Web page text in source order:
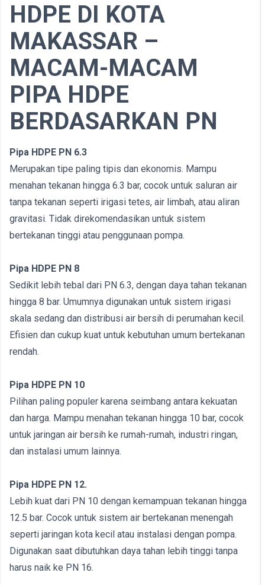
HDPE DI KOTA
MAKASSAR –
MACAM-MACAM
PIPA HDPE
BERDASARKAN PN
Pipa HDPE PN 6.3
Merupakan tipe paling tipis dan ekonomis. Mampu
menahan tekanan hingga 6.3 bar, cocok untuk saluran air
tanpa tekanan seperti irigasi tetes, air limbah, atau aliran
gravitasi. Tidak direkomendasikan untuk sistem
bertekanan tinggi atau penggunaan pompa.
Pipa HDPE PN 8
Sedikit lebih tebal dari PN 6.3, dengan daya tahan tekanan
hingga 8 bar. Umumnya digunakan untuk sistem irigasi
skala sedang dan distribusi air bersih di perumahan kecil.
Efisien dan cukup kuat untuk kebutuhan umum bertekanan
rendah.
Pipa HDPE PN 10
Pilihan paling populer karena seimbang antara kekuatan
dan harga. Mampu menahan tekanan hingga 10 bar, cocok
untuk jaringan air bersih ke rumah-rumah, industri ringan,
dan instalasi umum lainnya.
Pipa HDPE PN 12.
Lebih kuat dari PN 10 dengan kemampuan tekanan hingga
12.5 bar. Cocok untuk sistem air bertekanan menengah
seperti jaringan kota kecil atau instalasi dengan pompa.
Digunakan saat dibutuhkan daya tahan lebih tinggi tanpa
harus naik ke PN 16.